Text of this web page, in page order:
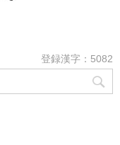
登録漢字：5082